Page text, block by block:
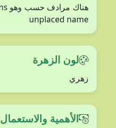
unplaced name
لون الزهرة
زهري
الأهمية والاستعمال